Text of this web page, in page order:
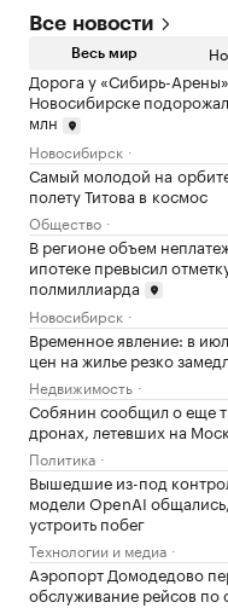
Все новости
Весь мир
Дорога у «Сибирь-
Новосибирске
млн
Новосибирск
Самый молодой на
полету Титова в космос
Общество
В регионе объем
ипотеке превысил
полмиллиарда
Новосибирск
Временное явление: в
цен на жилье резко
Недвижимость
Собянин сообщил о еще
дронах, летевших на
Политика
Вышедшие из-под
модели OpenAI
устроить побег
Технологии и медиа
Аэропорт Домодедово
обслуживание рейсов по